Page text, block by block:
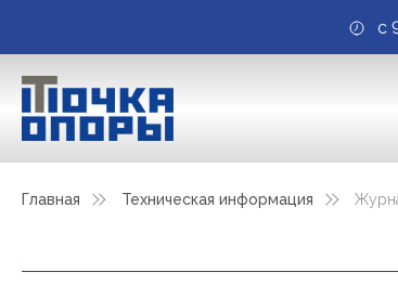
с
Главная Техническая информация